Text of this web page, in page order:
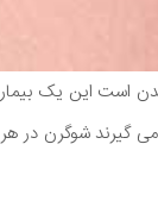
است این یک
گیرند شوگرن در